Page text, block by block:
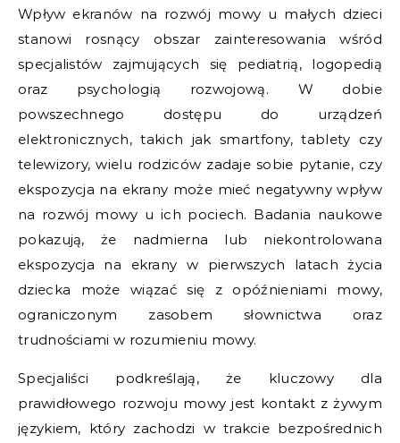
Wpływ ekranów na rozwój mowy u małych dzieci
stanowi rosnący obszar zainteresowania wśród
specjalistów zajmujących się pediatrią, logopedią
oraz psychologią rozwojową. W dobie
powszechnego dostępu do urządzeń
elektronicznych, takich jak smartfony, tablety czy
telewizory, wielu rodziców zadaje sobie pytanie, czy
ekspozycja na ekrany może mieć negatywny wpływ
na rozwój mowy u ich pociech. Badania naukowe
pokazują, że nadmierna lub niekontrolowana
ekspozycja na ekrany w pierwszych latach życia
dziecka może wiązać się z opóźnieniami mowy,
ograniczonym zasobem słownictwa oraz
trudnościami w rozumieniu mowy.
Specjaliści podkreślają, że kluczowy dla
prawidłowego rozwoju mowy jest kontakt z żywym
językiem, który zachodzi w trakcie bezpośrednich